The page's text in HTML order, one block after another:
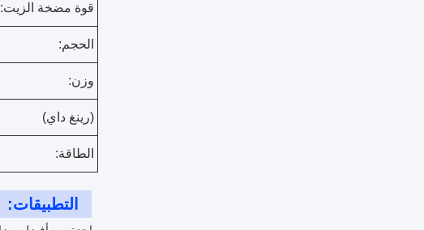
قوة مضخة الزيت:
الحجم:
وزن:
(رينغ داي)
الطاقة:
التطبيقات: